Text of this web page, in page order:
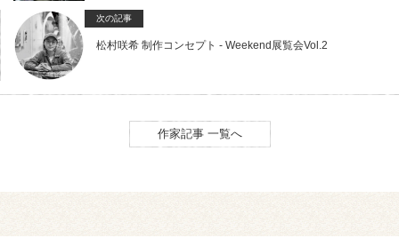
次の記事
松村咲希 制作コンセプト - Weekend展覧会Vol.2
作家記事 一覧へ